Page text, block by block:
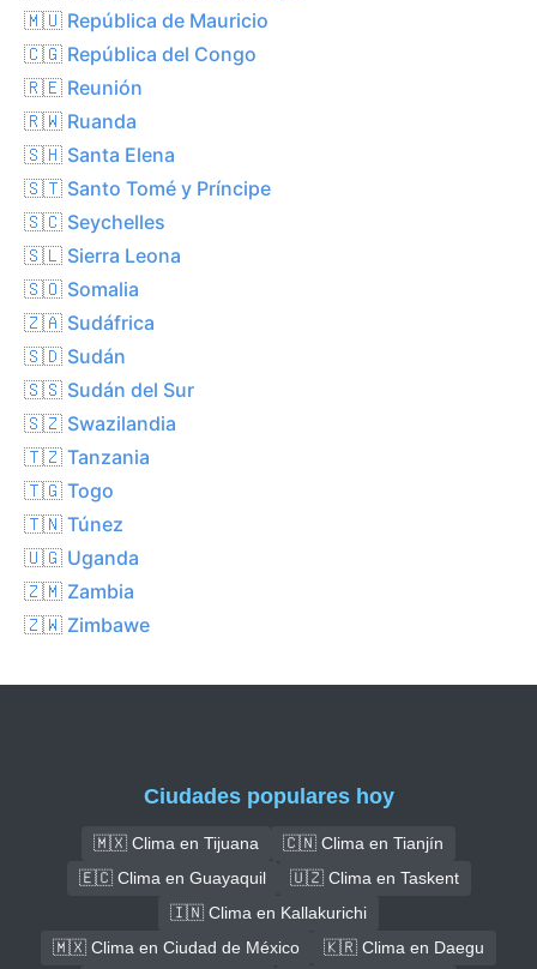
🇲🇺 República de Mauricio
🇨🇬 República del Congo
🇷🇪 Reunión
🇷🇼 Ruanda
🇸🇭 Santa Elena
🇸🇹 Santo Tomé y Príncipe
🇸🇨 Seychelles
🇸🇱 Sierra Leona
🇸🇴 Somalia
🇿🇦 Sudáfrica
🇸🇩 Sudán
🇸🇸 Sudán del Sur
🇸🇿 Swazilandia
🇹🇿 Tanzania
🇹🇬 Togo
🇹🇳 Túnez
🇺🇬 Uganda
🇿🇲 Zambia
🇿🇼 Zimbawe
Ciudades populares hoy
🇲🇽 Clima en Tijuana
🇨🇳 Clima en Tianjín
🇪🇨 Clima en Guayaquil
🇺🇿 Clima en Taskent
🇮🇳 Clima en Kallakurichi
🇲🇽 Clima en Ciudad de México
🇰🇷 Clima en Daegu